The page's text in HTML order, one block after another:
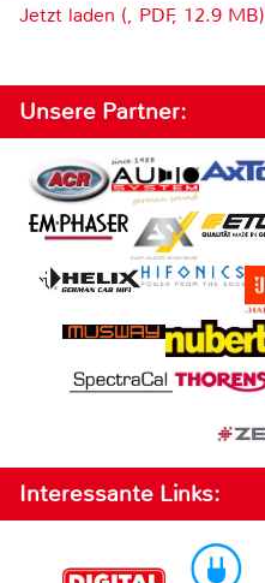
Jetzt laden (, PDF, 12.9 MB)
Unsere Partner:
Interessante Links: